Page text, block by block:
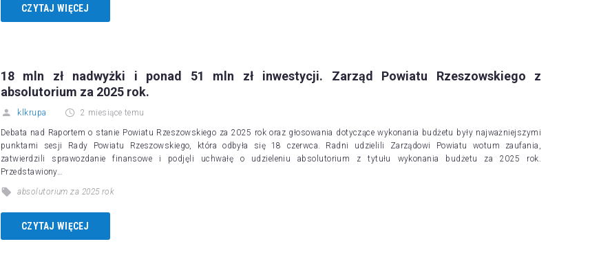
CZYTAJ WIĘCEJ
18 mln zł nadwyżki i ponad 51 mln zł inwestycji. Zarząd Powiatu Rzeszowskiego z
absolutorium za 2025 rok.
klkrupa 2 miesiące temu
Debata nad Raportem o stanie Powiatu Rzeszowskiego za 2025 rok oraz głosowania dotyczące wykonania budżetu były najważniejszymi
punktami sesji Rady Powiatu Rzeszowskiego, która odbyła się 18 czerwca. Radni udzielili Zarządowi Powiatu wotum zaufania,
zatwierdzili sprawozdanie finansowe i podjęli uchwałę o udzieleniu absolutorium z tytułu wykonania budżetu za 2025 rok.
Przedstawiony…
absolutorium za 2025 rok
CZYTAJ WIĘCEJ